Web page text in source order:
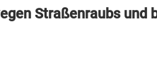
Straßenraubs und